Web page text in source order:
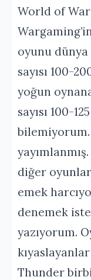
World of
oyunu dünya
sayısı 100-
yoğun
sayısı 100-
bilemiyorum.
diğer
emek
denemek
yazıyorum.
Thunder